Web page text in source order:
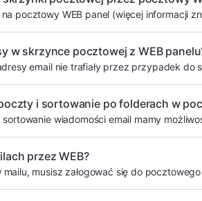
pocztowy WEB panel (więcej informacji
w skrzynce pocztowej z WEB
email nie trafiały przez przypadek do
i sortowanie po folderach w
wiadomości email mamy
przez WEB?
musisz załogować się do pocztowego